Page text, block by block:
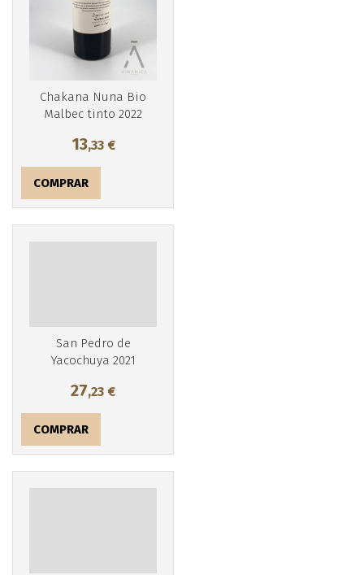
Chakana Nuna Bio
Malbec tinto 2022
13,33 €
COMPRAR
San Pedro de
Yacochuya 2021
27,23 €
COMPRAR
Más info
Más info